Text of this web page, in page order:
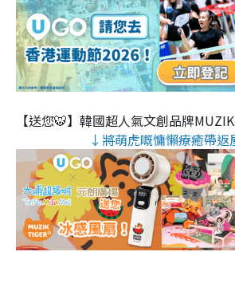
【送您🐯】韓國超人氣文創品牌
↓將萌虎嘅慵懶療癒帶返